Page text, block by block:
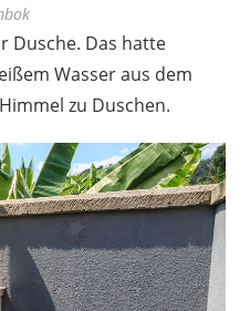
Dusche. Das hatte
Wasser aus dem
zu Duschen.